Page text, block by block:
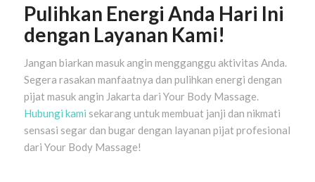
Pulihkan Energi Anda Hari Ini
dengan Layanan Kami!
Jangan biarkan masuk angin mengganggu aktivitas Anda.
Segera rasakan manfaatnya dan pulihkan energi dengan
pijat masuk angin Jakarta dari Your Body Massage.
Hubungi kami sekarang untuk membuat janji dan nikmati
sensasi segar dan bugar dengan layanan pijat profesional
dari Your Body Massage!